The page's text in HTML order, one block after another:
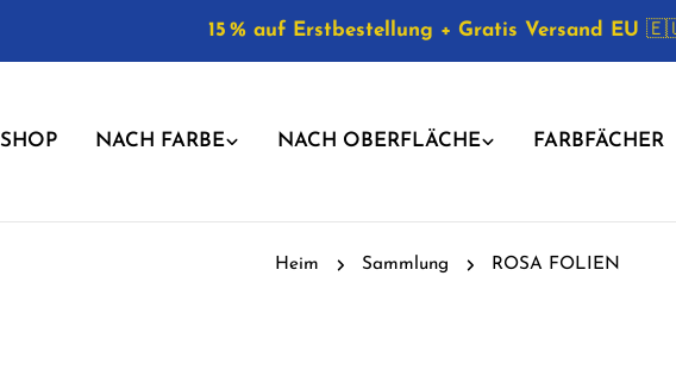
15 % auf Erstbestellung + Gratis Versand EU
SHOP NACH FARBE NACH OBERFLÄCHE FARBFÄCHER
Heim Sammlung ROSA FOLIEN